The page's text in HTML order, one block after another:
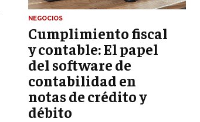
GOBIERNO CORPORATIVO
NEGOCIOS
ESTRATEGIAS DE NEGOCIOS
MARKETING B2B
MARKETING B2C
FRANQUICIAS
NEGOCIOS
Cumplimiento fiscal
y contable: El papel
del software de
contabilidad en
notas de crédito y
débito